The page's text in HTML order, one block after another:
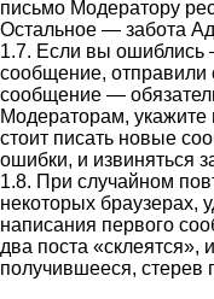
письмо Модератору
Остальное — забота
1.7. Если вы ошиблись
сообщение, отправили
сообщение —
Модераторам,
стоит писать новые
ошибки, и извиняться
1.8. При случайном
некоторых браузерах,
написания первого
два поста «склеятся»,
получившееся, стерев